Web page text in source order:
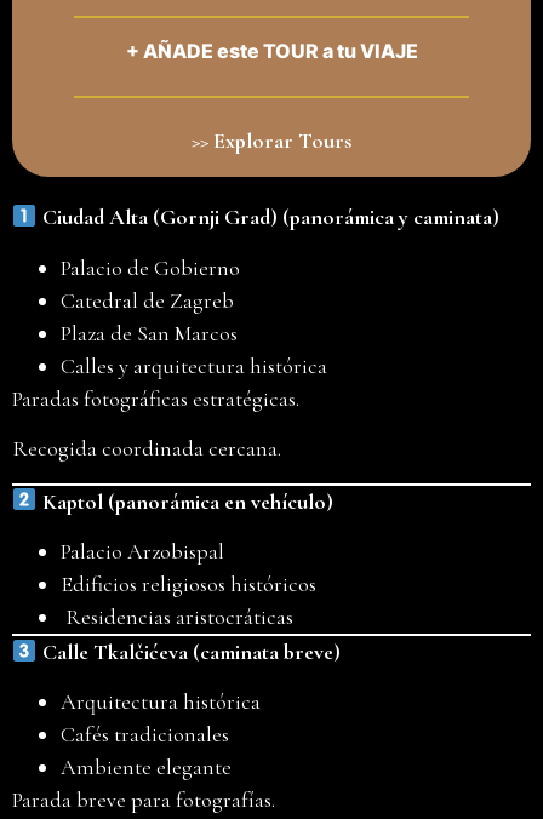
+ AÑADE este TOUR a tu VIAJE
>> Explorar Tours
Ciudad Alta (Gornji Grad) (panorámica y caminata)
Palacio de Gobierno
Catedral de Zagreb
Plaza de San Marcos
Calles y arquitectura histórica
Paradas fotográficas estratégicas.
Recogida coordinada cercana.
Kaptol (panorámica en vehículo)
Palacio Arzobispal
Edificios religiosos históricos
Residencias aristocráticas
Calle Tkalčićeva (caminata breve)
Arquitectura histórica
Cafés tradicionales
Ambiente elegante
Parada breve para fotografías.